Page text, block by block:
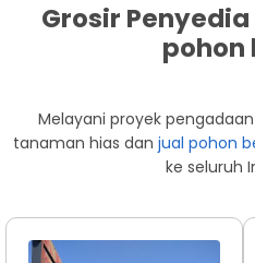
Grosir
pohon
Melayani proyek
tanaman hias dan jual pohon
ke seluruh